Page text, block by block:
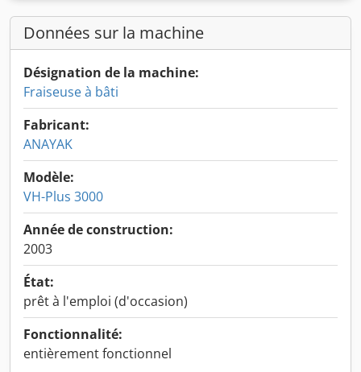
Données sur la machine
Désignation de la machine:
Fraiseuse à bâti
Fabricant:
ANAYAK
Modèle:
VH-Plus 3000
Année de construction:
2003
État:
prêt à l'emploi (d'occasion)
Fonctionnalité:
entièrement fonctionnel